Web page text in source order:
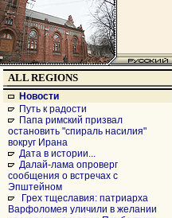
ALL REGIONS
Новости
Путь к радости
Папа римский призвал
остановить "спираль насилия"
вокруг Ирана
Дата в истории...
Далай-лама опроверг
сообщения о встречах с
Эпштейном
Грех тщеславия: патриарха
Варфоломея уличили в желании